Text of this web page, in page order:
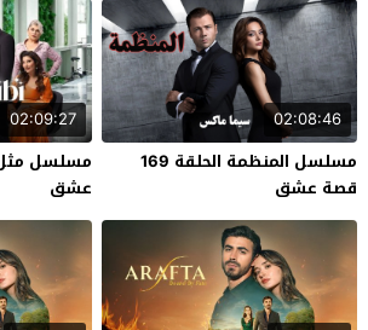
02:08:46
مسلسل المنظمة الحلقة 169
قصة عشق
02:09:27
عشق